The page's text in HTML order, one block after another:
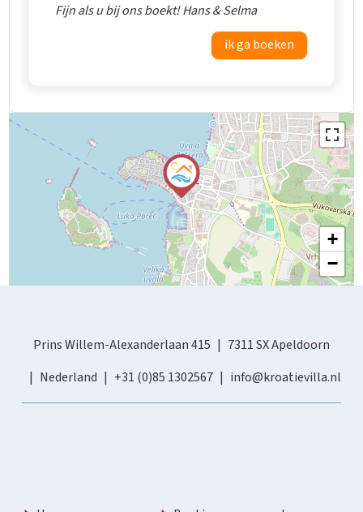
Fijn als u bij ons boekt! Hans & Selma
ik ga boeken
+
−
Prins Willem-Alexanderlaan 415
7311 SX Apeldoorn
Nederland
+31 (0)85 1302567 info@kroatievilla.nl